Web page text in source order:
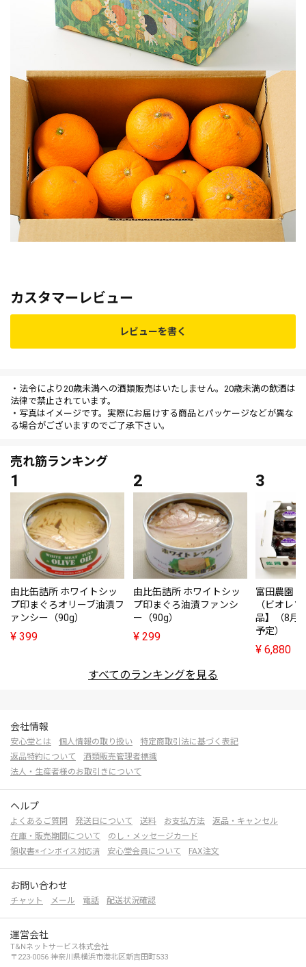
カスタマーレビュー
レビューを書く
・法令により20歳未満への酒類販売はいたしません。20歳未満の飲酒は
法律で禁止されています。
・写真はイメージです。実際にお届けする商品とパッケージなどが異な
る場合がございますのでご了承下さい。
売れ筋ランキング
由比缶詰所 ホワイトシッ
プ印まぐろオリーブ油漬フ
ァンシー（90g）
¥ 399
由比缶詰所 ホワイトシッ
プ印まぐろ油漬ファンシ
ー（90g）
¥ 299
富田農園
（ビオレ
品】（8月
予定）
¥ 6,880
すべてのランキングを見る
会社情報
安心堂とは 個人情報の取り扱い
特定商取引法に基づく表記
返品特約について
酒類販売管理者標識
法人・生産者様のお取引きについて
ヘルプ
よくあるご質問 発送日について 送料 お支払方法
返品・キャンセル
在庫・販売期間について
のし・メッセージカード
領収書※インボイス対応済 安心堂会員について FAX注文
お問い合わせ
チャット メール 電話 配送状況確認
運営会社
T&Nネットサービス株式会社
〒223-0056 神奈川県横浜市港北区新吉田町533